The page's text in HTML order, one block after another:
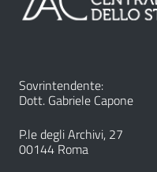
Sovrintendente:
Dott. Gabriele Capone
P.le degli Archivi, 27
00144 Roma